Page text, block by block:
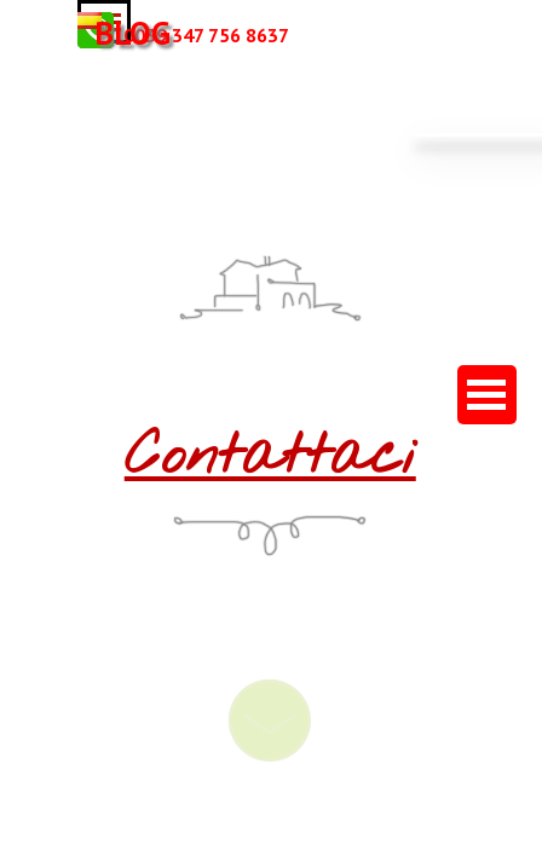
Vai ai contenutiSalta menù
0039 347 756 8637
BLOG
Contattaci